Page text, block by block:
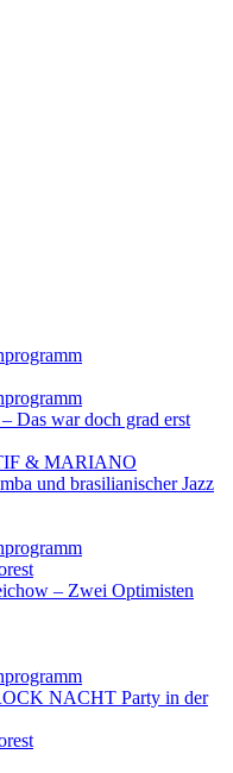
Das war doch grad erst
& MARIANO
und brasilianischer Jazz
– Zwei Optimisten
NACHT Party in der